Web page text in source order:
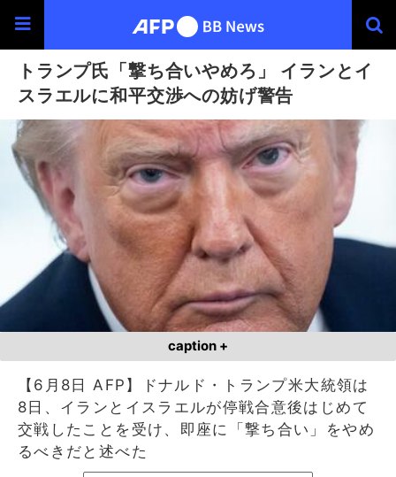
トランプ氏「撃ち合いやめろ」 イランとイ
スラエルに和平交渉への妨げ警告
caption +
【6月8日 AFP】ドナルド・トランプ米大統領は
8日、イランとイスラエルが停戦合意後はじめて
交戦したことを受け、即座に「撃ち合い」をやめ
るべきだと述べた